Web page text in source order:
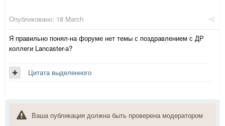
Опубликовано: 18 March
Я правильно понял-на форуме нет темы с поздравлением с ДР
коллеги Lancaster-а?
Цитата выделенного
Ваша публикация должна быть проверена модератором